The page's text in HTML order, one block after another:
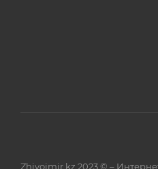
Zhivoimir.kz 2023 © –